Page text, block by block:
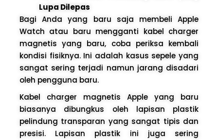
Lupa Dilepas
Bagi Anda yang baru saja membeli Apple
Watch atau baru mengganti kabel charger
magnetis yang baru, coba periksa kembali
kondisi fisiknya. Ini adalah kasus sepele yang
sangat sering terjadi namun jarang disadari
oleh pengguna baru.
Kabel charger magnetis Apple yang baru
biasanya dibungkus oleh lapisan plastik
pelindung transparan yang sangat tipis dan
presisi. Lapisan plastik ini juga sering